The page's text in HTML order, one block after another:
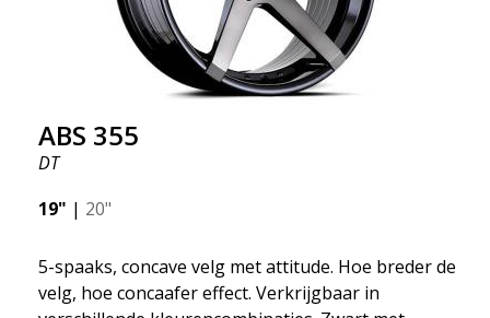
ABS 355
DT
19" | 20"
5-spaaks, concave velg met attitude. Hoe breder de
velg, hoe concaafer effect. Verkrijgbaar in